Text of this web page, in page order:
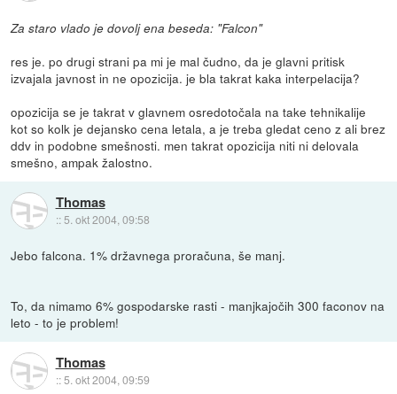
Za staro vlado je dovolj ena beseda: "Falcon"
res je. po drugi strani pa mi je mal čudno, da je glavni pritisk
izvajala javnost in ne opozicija. je bla takrat kaka interpelacija?
opozicija se je takrat v glavnem osredotočala na take tehnikalije
kot so kolk je dejansko cena letala, a je treba gledat ceno z ali brez
ddv in podobne smešnosti. men takrat opozicija niti ni delovala
smešno, ampak žalostno.
Thomas
:: 5. okt 2004, 09:58
Jebo falcona. 1% državnega proračuna, še manj.
To, da nimamo 6% gospodarske rasti - manjkajočih 300 faconov na
leto - to je problem!
Thomas
::5. okt 2004, 09:59